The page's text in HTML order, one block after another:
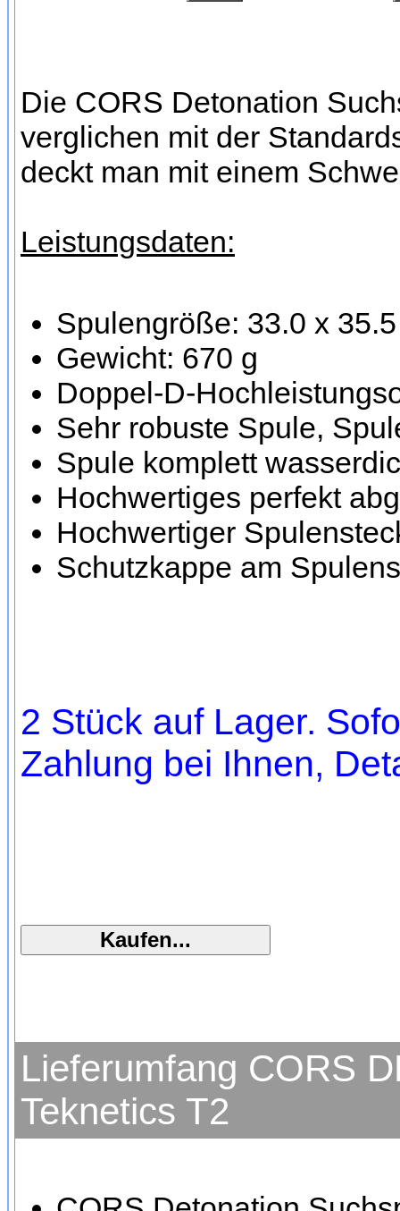
Die CORS Detonation
verglichen mit der
deckt man mit einem
Leistungsdaten:
Spulengröße: 33.0 x
Gewicht: 670 g
Doppel-D-
Sehr robuste Spule,
Spule komplett
Hochwertiges perfekt
Hochwertiger
Schutzkappe am
2 Stück auf Lager.
Zahlung bei Ihnen,
Lieferumfang CORS
Teknetics T2